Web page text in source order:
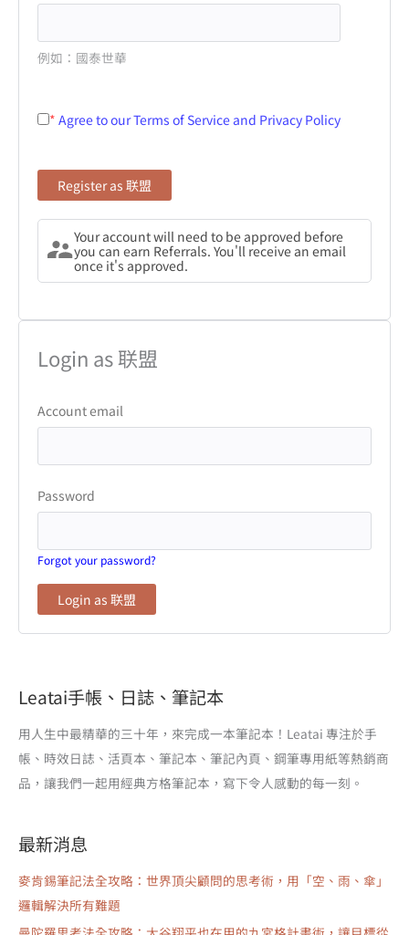
Leatai手帳、日誌、筆記本
用人生中最精華的三十年，來完成一本筆記本！Leatai 專注於手
帳、時效日誌、活頁本、筆記本、筆記內頁、鋼筆專用紙等熱銷商
品，讓我們一起用經典方格筆記本，寫下令人感動的每一刻。
最新消息
麥肯錫筆記法全攻略：世界頂尖顧問的思考術，用「空、雨、傘」
邏輯解決所有難題
例如：國泰世華
Agree to our Terms of Service and Privacy Policy
Your account will need to be approved before
you can earn Referrals. You'll receive an email
once it's approved.
Login as 联盟
Account email
Password
Forgot your password?